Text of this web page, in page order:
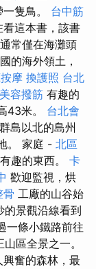
隻鳥。 台中筋
這本書，該書
常僅在海灘頭
的海外領土，
摩 換護照 台北
美容撥筋 有趣的
43米。 台北會
島以北的島州
。 家庭 - 北區
趣的東西。 卡
歡迎監視，烘
骨 工廠的山谷始
景觀沿線看到
一條小鐵路前往
區全景之一。
奮的森林，最